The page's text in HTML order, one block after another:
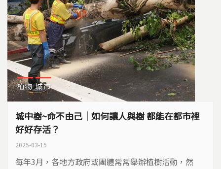
植物 城市
城中樹~命不由己｜如何讓人與樹 都能在都市裡
好好存活？
2025-03-15
每年3月，各地方政府或團體常常舉辦植樹活動，然